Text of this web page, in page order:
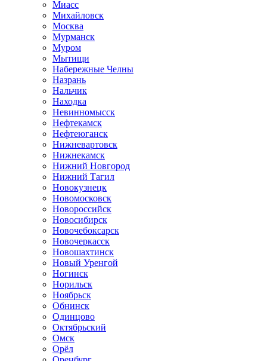
Миасс
Михайловск
Москва
Мурманск
Муром
Мытищи
Набережные Челны
Назрань
Нальчик
Находка
Невинномысск
Нефтекамск
Нефтеюганск
Нижневартовск
Нижнекамск
Нижний Новгород
Нижний Тагил
Новокузнецк
Новомосковск
Новороссийск
Новосибирск
Новочебоксарск
Новочеркасск
Новошахтинск
Новый Уренгой
Ногинск
Норильск
Ноябрьск
Обнинск
Одинцово
Октябрьский
Омск
Орёл